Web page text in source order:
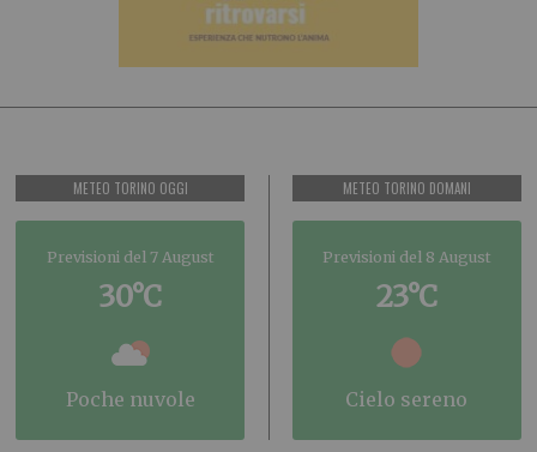
METEO TORINO OGGI
Previsioni del 7 August
30°C
poche nuvole
METEO TORINO DOMANI
Previsioni del 8 August
23°C
cielo sereno